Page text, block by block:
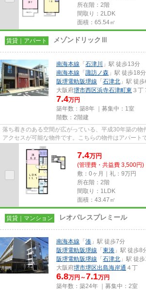
所在階：2階
間取り：2LDK
面積：65.54㎡
賃貸｜アパート メゾンドリックⅢ
南海本線 「 石津川
」駅 徒歩13分
南海本線 「 諏訪ノ森 」駅 徒歩18分
阪堺電軌阪堺線 「 石津北 」駅 徒
大阪府堺市西区浜寺石津町東 ３丁
7.4万円
築年数：築8年 ｜募集中： 1室
階数：2階建
落ち着きのある空間が広がっている、平成30年築の物
アクセスが可能な物件です。こちらの物件はアパート
方は、ぜひ当社にお任せ下さ...
7.4万円
(管理費・共益費 3,500円)
敷：0ヶ月｜礼：9万円
所在階：2階
間取り：1LDK
面積：43.47㎡
賃貸｜マンション レオパレスプレミール
南海本線 「 湊 」駅 徒歩7分
阪堺電軌阪堺線 「 東湊 」駅 徒歩8
阪堺電軌阪堺線 「 石津北 」駅 徒
大阪府堺市堺区出島海岸通 ４丁
6.8万円～7.1万円
築年数：築24年 ｜募集中： 2室